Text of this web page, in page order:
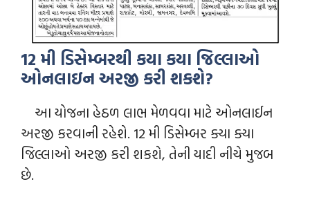
12 મી ડિસેમ્બરથી કયા કયા જિલ્લાઓ
ઓનલાઇન અરજી કરી શકશે?
આ યોજના હેઠળ લાભ મેળવવા માટે ઓનલાઈન
અરજી કરવાની રહેશે. 12 મી ડિસેમ્બર ક્યા ક્યા
જિલ્લાઓ અરજી કરી શકશે, તેની યાદી નીચે મુજબ
છે.